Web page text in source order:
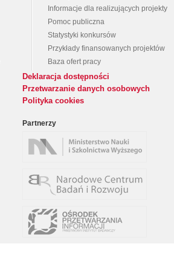
Informacje dla realizujących projekty
Pomoc publiczna
Statystyki konkursów
Przykłady finansowanych projektów
Baza ofert pracy
Deklaracja dostępności
Przetwarzanie danych osobowych
Polityka cookies
Partnerzy